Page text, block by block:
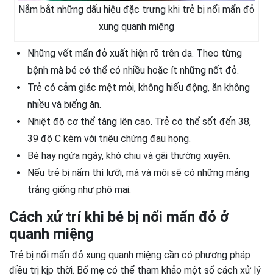
Nắm bắt những dấu hiệu đặc trưng khi trẻ bị nổi mẩn đỏ
xung quanh miệng
Những vết mẩn đỏ xuất hiện rõ trên da. Theo từng
bệnh mà bé có thể có nhiều hoặc ít những nốt đỏ.
Trẻ có cảm giác mệt mỏi, không hiếu động, ăn không
nhiều và biếng ăn.
Nhiệt độ cơ thể tăng lên cao. Trẻ có thể sốt đến 38,
39 độ C kèm với triệu chứng đau họng.
Bé hay ngứa ngáy, khó chịu và gãi thường xuyên.
Nếu trẻ bị nấm thì lưỡi, má và môi sẽ có những mảng
trắng giống như phô mai.
Cách xử trí khi bé bị nổi mẩn đỏ ở
quanh miệng
Trẻ bị nổi mẩn đỏ xung quanh miệng cần có phương pháp
điều trị kịp thời. Bố mẹ có thể tham khảo một số cách xử lý